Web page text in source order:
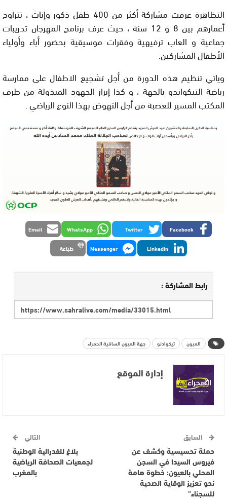
التظاهرة عرفت مشاركة أكثر من 400 طفل ذكور وإناث ، تتراوح
أعمارهم بين 8 و 12 سنة ، حيث عرف برنامج المهرجان تدريبات
جماعية و العاب ترفيهية وفقرات موسيقية بحضور أباء وأولياء
الأطفال المشاركين.
وياتي تنظيم هذه الدورة من أجل تشجيع الاطفال على ممارسة
رياضة التيكواندو بالجهة ، و كذا إبراز الجهود المبذولة من طرف
المكتب المسير للعصبة من أجل النهوض بهذا النوع الرياضي .
Facebook
Twitter
WhatsApp
Email
LinkedIn
Messenger طباعة
رابط المشاركة :
العيون تيكوادنو جهة العيون الساقية الحمراء
إدارة الموقع
السابق
حملة تحسيسية وكشف عن
فيروس السيدا في السجن
المحلي بالعيون: خطوة هامة
نحو تعزيز الوقاية الصحية
للسجناء”
التالي
بلاغ للفدرالية الوطنية
لجمعيات الصحافة الرياضية
بالمغرب